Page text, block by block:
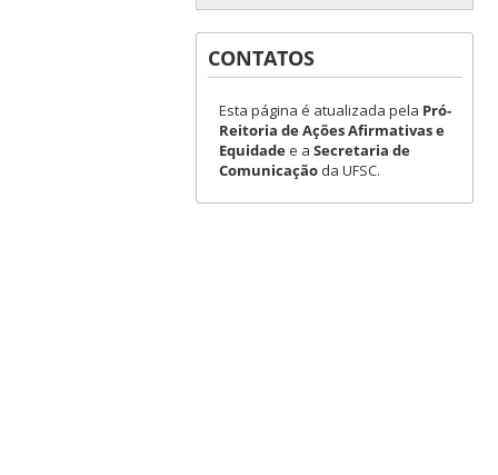
CONTATOS
Esta página é atualizada pela Pró-
Reitoria de Ações Afirmativas e
Equidadee a Secretaria de
Comunicaçãoda UFSC.